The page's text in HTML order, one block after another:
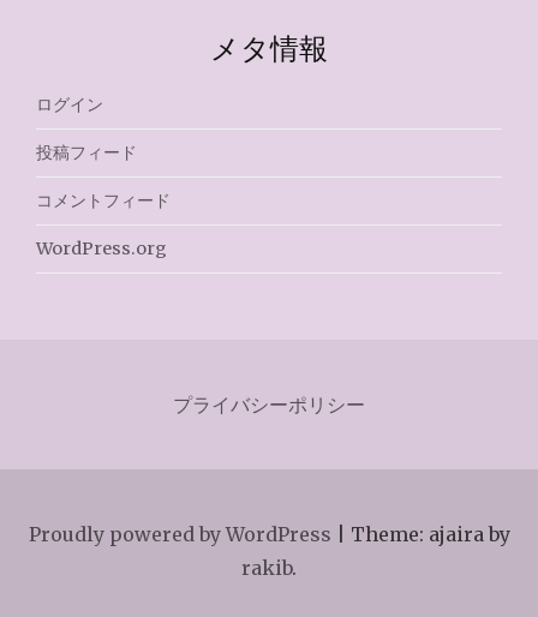
メタ情報
ログイン
投稿フィード
コメントフィード
WordPress.org
プライバシーポリシー
Proudly powered by WordPress
Theme: ajaira by
rakib.